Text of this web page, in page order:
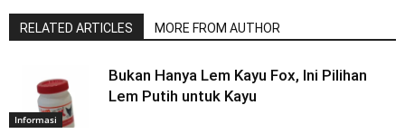
RELATED ARTICLES MORE FROM AUTHOR
Informasi
Bukan Hanya Lem Kayu Fox, Ini Pilihan
Lem Putih untuk Kayu